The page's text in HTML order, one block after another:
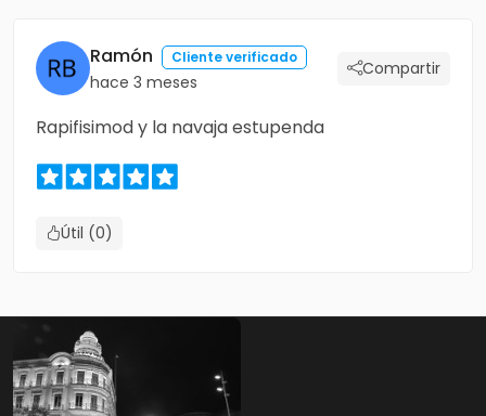
Ramón Cliente verificado
hace 3 meses
Compartir
Rapifisimod y la navaja estupenda
Útil (0)